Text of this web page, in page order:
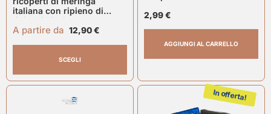
italiana con ripieno di
dulce de leche
A partire da 12,90€
SCEGLI
2,99€
AGGIUNGI AL CARRELLO
In offerta!